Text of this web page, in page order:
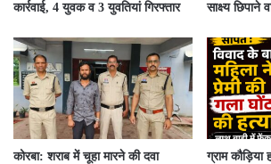
कार्रवाई, 4 युवक व 3 युवतियां गिरफ्तार
साक्ष्य छिपाने
कोरबा: शराब में चूहा मारने की दवा
ग्राम